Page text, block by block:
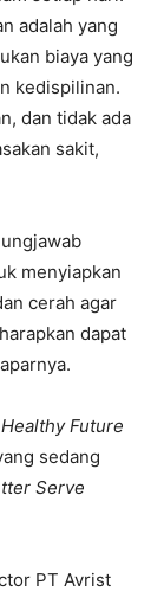
adalah yang
biaya yang
kedispilinan.
dan tidak ada
sakit,
menyiapkan
cerah agar
dapat
Future
sedang
Serve
PT Avrist